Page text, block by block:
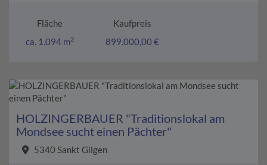
Fläche
ca. 1.094 m2
Kaufpreis
899.000,00 €
HOLZINGERBAUER "Traditionslokal am
Mondsee sucht einen Pächter"
5340 Sankt Gilgen